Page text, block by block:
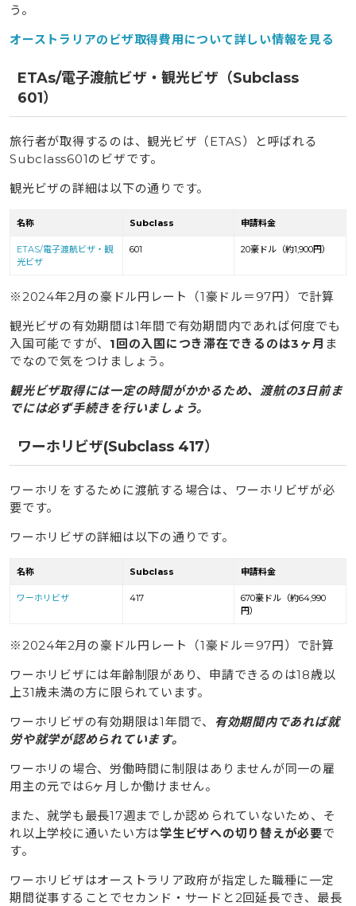
う。
オーストラリアのビザ取得費用について詳しい情報を見る
ETAs/電子渡航ビザ・観光ビザ（Subclass
601）
旅行者が取得するのは、観光ビザ（ETAS）と呼ばれる
Subclass601のビザです。
観光ビザの詳細は以下の通りです。
名称 Subclass 申請料金
ETAS/電子渡航ビザ・観
光ビザ
601 20豪ドル（約1,900円）
※2024年2月の豪ドル円レート（1豪ドル＝97円）で計算
観光ビザの有効期間は1年間で有効期間内であれば何度でも
入国可能ですが、 1回の入国につき滞在できるのは3ヶ月 ま
でなので気をつけましょう。
観光ビザ取得には一定の時間がかかるため、渡航の3日前ま
でには必ず手続きを行いましょう。
ワーホリビザ(Subclass 417）
ワーホリをするために渡航する場合は、ワーホリビザが必
要です。
ワーホリビザの詳細は以下の通りです。
名称 Subclass 申請料金
ワーホリビザ 417
670豪ドル（約64,990
円）
※2024年2月の豪ドル円レート（1豪ドル＝97円）で計算
ワーホリビザには年齢制限があり、申請できるのは18歳以
上31歳未満の方に限られています。
ワーホリビザの有効期限は1年間で、 有効期間内であれば就
労や就学が認められています。
ワーホリの場合、労働時間に制限はありませんが同一の雇
用主の元では6ヶ月しか働けません。
また、就学も最長17週までしか認められていないため、そ
れ以上学校に通いたい方は学生ビザへの切り替えが必要で
す。
ワーホリビザはオーストラリア政府が指定した職種に一定
期間従事することでセカンド・サードと2回延長でき、最長